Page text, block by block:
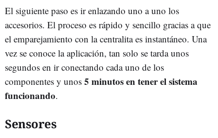
El siguiente paso es ir enlazando uno a uno los
accesorios. El proceso es rápido y sencillo gracias a que
el emparejamiento con la centralita es instantáneo. Una
vez se conoce la aplicación, tan solo se tarda unos
segundos en ir conectando cada uno de los
componentes y unos 5 minutos en tener el sistema
funcionando.
Sensores